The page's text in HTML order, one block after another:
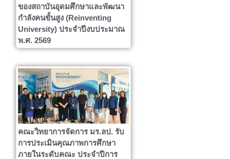
ของสถาบันอุดมศึกษาและพัฒนา
กำลังคนขั้นสูง (Reinventing
University) ประจำปีงบประมาณ
พ.ศ. 2569
คณะวิทยาการจัดการ มร.ลป. รับ
การประเมินคุณภาพการศึกษา
ภายในระดับคณะ ประจำปีการ